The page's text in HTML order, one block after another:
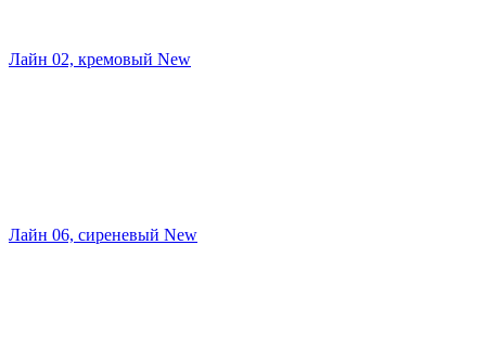
Лайн 02, кремовый New
Лайн 06, сиреневый New